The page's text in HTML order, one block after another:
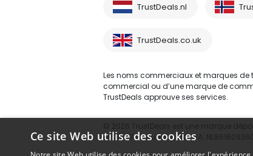
TrustDeals.nl
TrustDeals.co.uk
Les noms commerciaux et marques de
commercial ou d’une marque de
TrustDeals approuve ses services.
80264174 - numéro de TVA:
Ce site Web utilise des cookies